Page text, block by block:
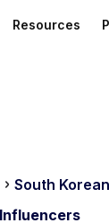
Resources
South